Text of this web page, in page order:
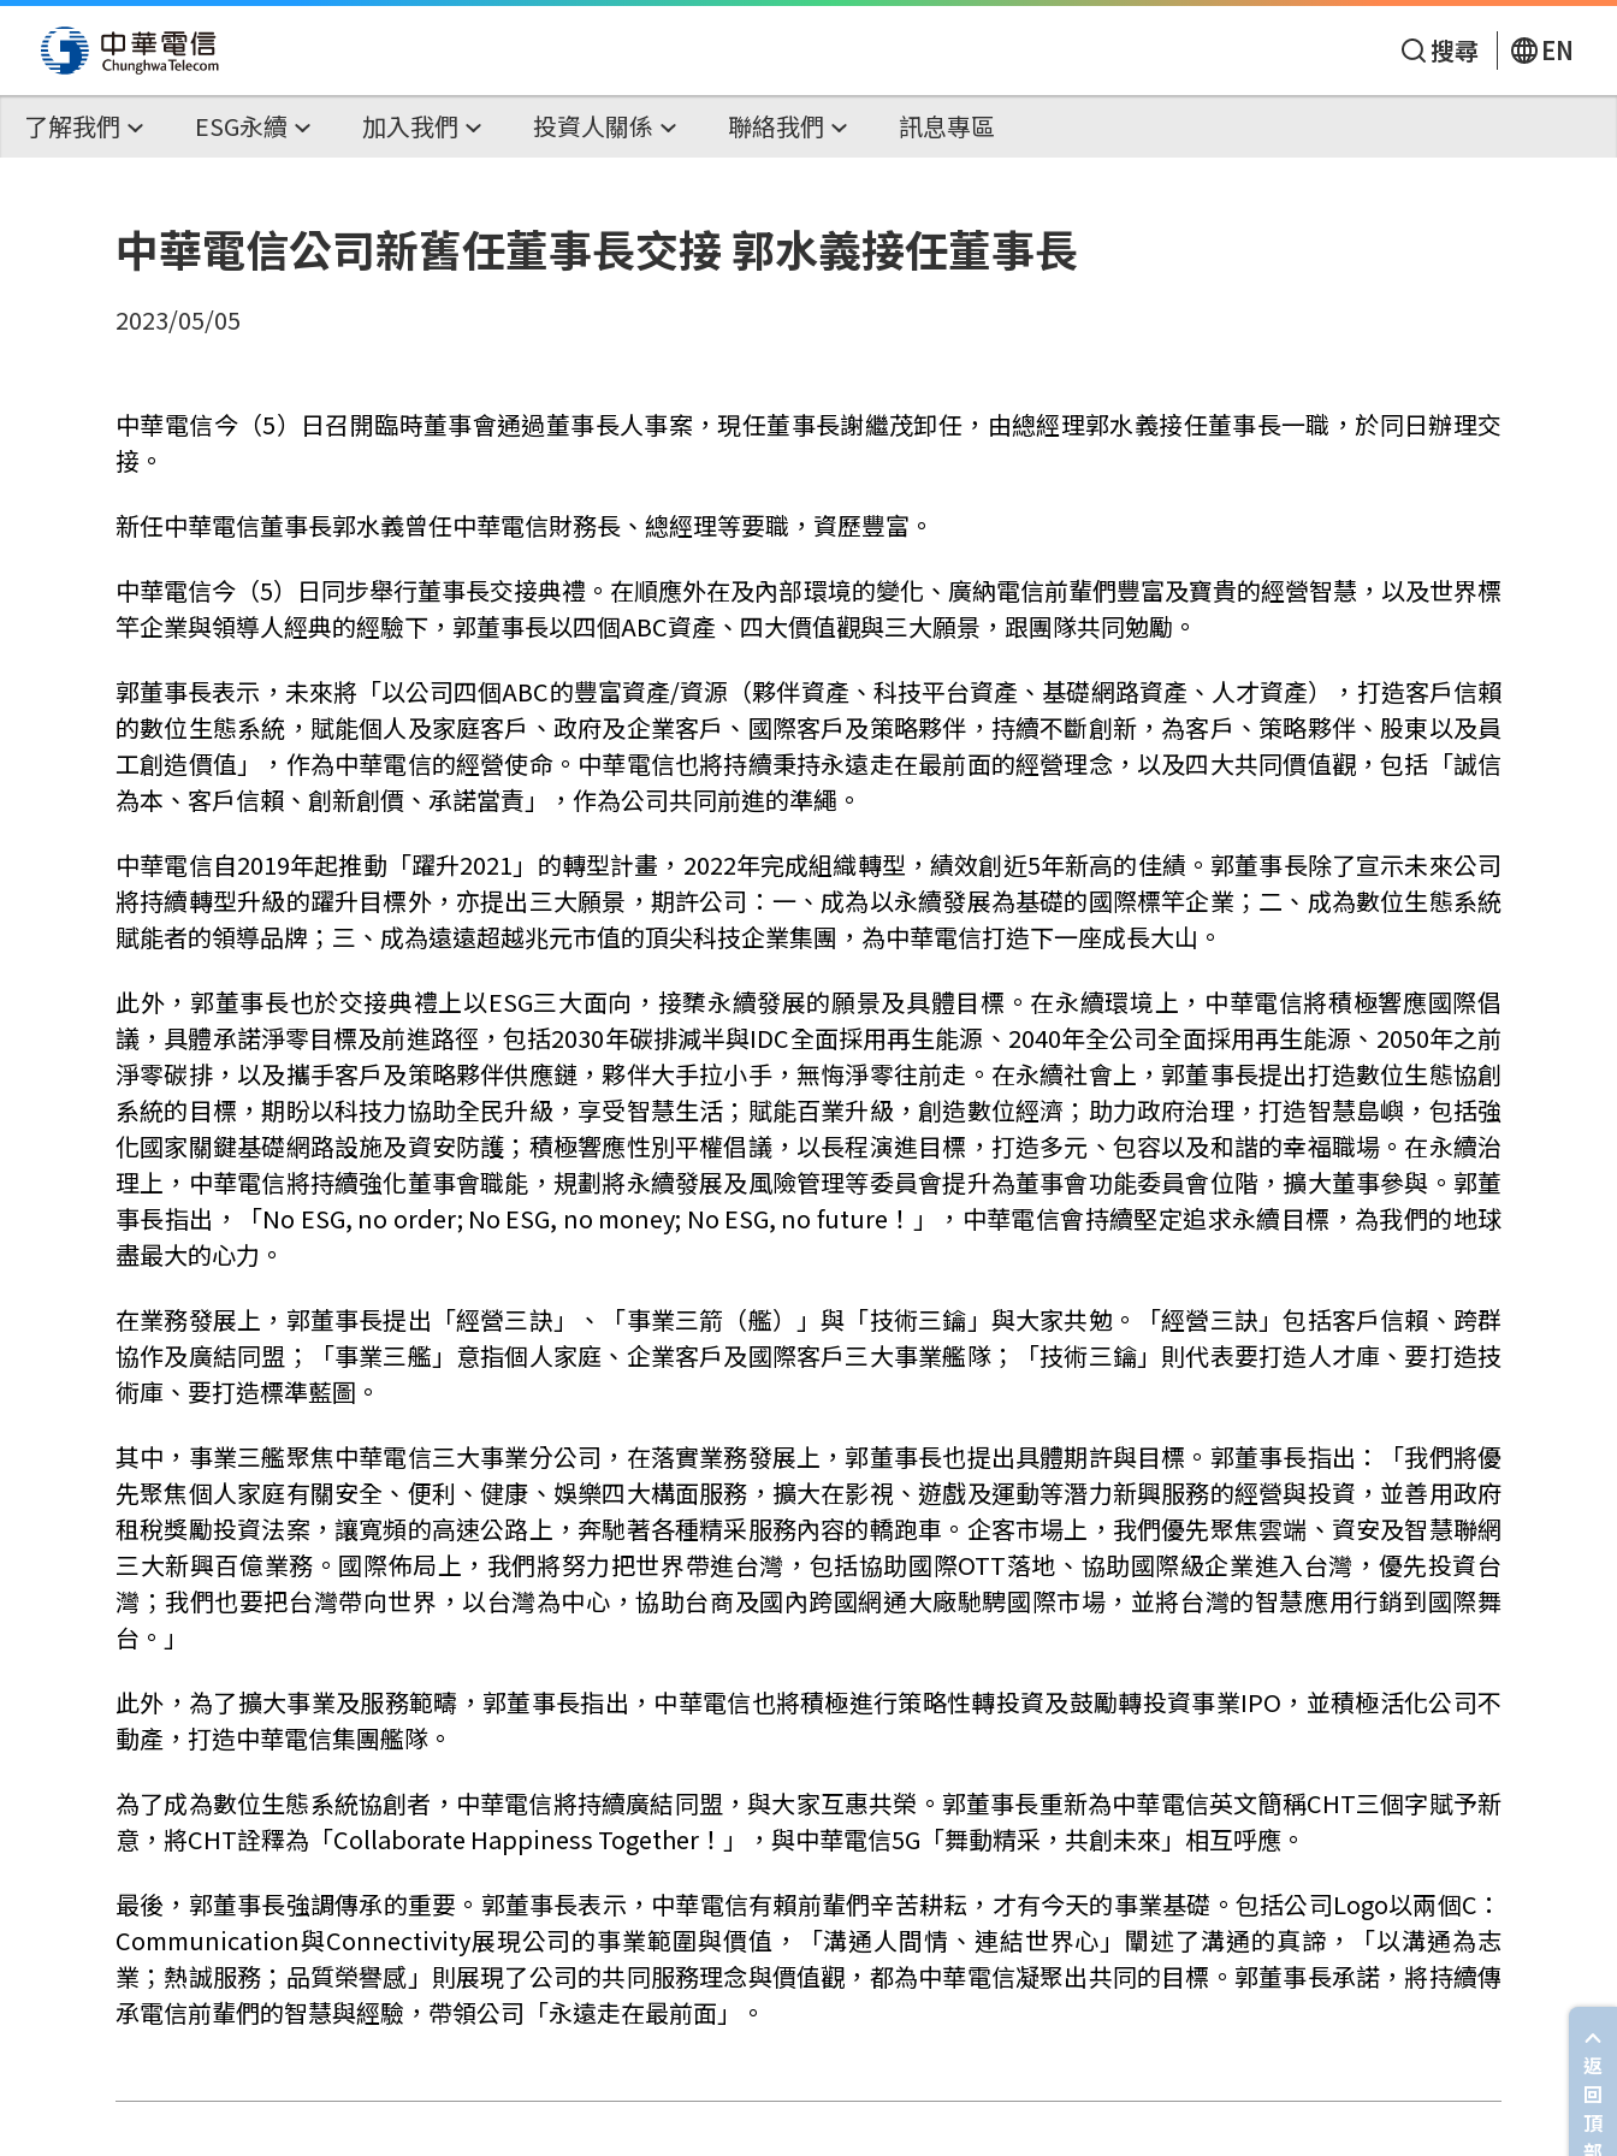
搜尋 EN
了解我們 ESG永續 加入我們 投資人關係 聯絡我們 訊息專區
中華電信公司新舊任董事長交接 郭水義接任董事長
2023/05/05
中華電信今（5）日召開臨時董事會通過董事長人事案，現任董事長謝繼茂卸任，由總經理郭水義接任董事長一職，於同日辦理交
接。
新任中華電信董事長郭水義曾任中華電信財務長、 總經理等要職，資歷豐富 。
中華電信今（5）日同步舉行董事長交接典禮。在順應外在及內部環境的變化、廣納電信前輩們豐富及寶貴的經營智慧，以及世界標
竿企業與領導人經典的經驗下，郭董事長以四個ABC資產、四大價值觀與三大願景，跟團隊共同勉勵。
郭董事長表示，未來將「以公司四個ABC的豐富資產/資源（夥伴資產、科技平台資產、基礎網路資產、人才資產），打造客戶信賴
的數位生態系統，賦能個人及家庭客戶、政府及企業客戶、國際客戶及策略夥伴，持續不斷創新，為客戶、策略夥伴、股東以及員
工創造價值」，作為中華電信的經營使命。中華電信也將持續秉持永遠走在最前面的經營理念，以及四大共同價值觀，包括「誠信
為本、客戶信賴、創新創價、承諾當責」，作為公司共同前進的準繩。
中華電信自2019年起推動「躍升2021」的轉型計畫，2022年完成組織轉型，績效創近5年新高的佳績。郭董事長除了宣示未來公司
將持續轉型升級的躍升目標外，亦提出三大願景，期許公司：一、成為以永續發展為基礎的國際標竿企業；二、成為數位生態系統
賦能者的領導品牌；三、成為遠遠超越兆元市值的頂尖科技企業集團，為中華電信打造下一座成長大山。
此外，郭董事長也於交接典禮上以ESG三大面向，接櫫永續發展的願景及具體目標。在永續環境上，中華電信將積極響應國際倡
議，具體承諾淨零目標及前進路徑，包括2030年碳排減半與IDC全面採用再生能源、2040年全公司全面採用再生能源、2050年之前
淨零碳排，以及攜手客戶及策略夥伴供應鏈，夥伴大手拉小手，無悔淨零往前走。在永續社會上，郭董事長提出打造數位生態協創
系統的目標，期盼以科技力協助全民升級，享受智慧生活；賦能百業升級，創造數位經濟；助力政府治理，打造智慧島嶼，包括強
化國家關鍵基礎網路設施及資安防護；積極響應性別平權倡議，以長程演進目標，打造多元、包容以及和諧的幸福職場。在永續治
理上，中華電信將持續強化董事會職能，規劃將永續發展及風險管理等委員會提升為董事會功能委員會位階，擴大董事參與。郭董
事長指出，「No ESG, no order; No ESG, no money; No ESG, no future！」，中華電信會持續堅定追求永續目標，為我們的地球
盡最大的心力。
在業務發展上，郭董事長提出「經營三訣」、「事業三箭（艦）」與「技術三鑰」與大家共勉。「經營三訣」包括客戶信賴、跨群
協作及廣結同盟；「事業三艦」意指個人家庭、企業客戶及國際客戶三大事業艦隊；「技術三鑰」則代表要打造人才庫、要打造技
術庫、要打造標準藍圖。
其中，事業三艦聚焦中華電信三大事業分公司，在落實業務發展上，郭董事長也提出具體期許與目標。郭董事長指出：「我們將優
先聚焦個人家庭有關安全、便利、健康、娛樂四大構面服務，擴大在影視、遊戲及運動等潛力新興服務的經營與投資，並善用政府
租稅獎勵投資法案，讓寬頻的高速公路上，奔馳著各種精采服務內容的轎跑車。企客市場上，我們優先聚焦雲端、資安及智慧聯網
三大新興百億業務。國際佈局上，我們將努力把世界帶進台灣，包括協助國際OTT落地、協助國際級企業進入台灣，優先投資台
灣；我們也要把台灣帶向世界，以台灣為中心，協助台商及國內跨國網通大廠馳騁國際市場，並將台灣的智慧應用行銷到國際舞
台。」
此外，為了擴大事業及服務範疇，郭董事長指出，中華電信也將積極進行策略性轉投資及鼓勵轉投資事業IPO，並積極活化公司不
動產，打造中華電信集團艦隊。
為了成為數位生態系統協創者，中華電信將持續廣結同盟，與大家互惠共榮。郭董事長重新為中華電信英文簡稱CHT三個字賦予新
意，將CHT詮釋為「Collaborate Happiness Together！」，與中華電信5G「舞動精采，共創未來」相互呼應。
最後，郭董事長強調傳承的重要。郭董事長表示，中華電信有賴前輩們辛苦耕耘，才有今天的事業基礎。包括公司Logo以兩個C：
Communication與Connectivity展現公司的事業範圍與價值，「溝通人間情、連結世界心」闡述了溝通的真諦，「以溝通為志
業；熱誠服務；品質榮譽感」則展現了公司的共同服務理念與價值觀，都為中華電信凝聚出共同的目標。郭董事長承諾，將持續傳
承電信前輩們的智慧與經驗，帶領公司「永遠走在最前面」。
返
回
頂